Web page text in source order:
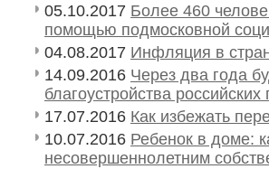
05.10.2017 Более 460
помощью подмосковной
04.08.2017 Инфляция в
14.09.2016 Через два года
благоустройства российских
17.07.2016 Как избежать
10.07.2016 Ребенок в доме:
несовершеннолетним